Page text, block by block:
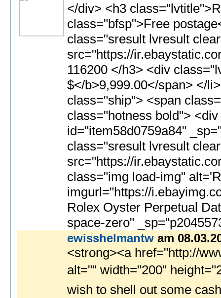
ewisshelmantw am
<strong><a href="http://www.parideorfei.com/newindex">pandora free download app</a></strong><br>